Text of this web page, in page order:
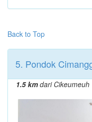
Back to Top
5. Pondok
1.5 kmdari Cikeumeuh